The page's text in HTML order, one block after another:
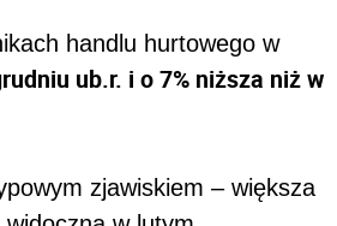
handlu hurtowego w
ub.r. i o 7% niższa niż w
zjawiskiem – większa